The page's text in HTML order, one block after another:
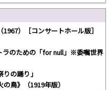
）［コンサートホール版］
ラのための「for null」※委嘱世界
の踊り」
鳥》（1919年版）